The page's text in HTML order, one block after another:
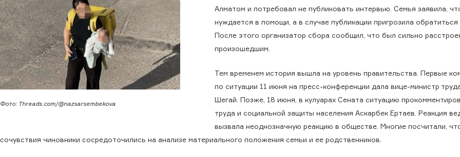
Фото: Threads.com/@nazsarsembekova
Алматом и потребовал не публиковать интервью. Семья заявила,
нуждается в помощи, а в случае публикации пригрозила
После этого организатор сбора сообщил, что был сильно
произошедшим.
Тем временем история вышла на уровень правительства. Первые
по ситуации 11 июня на пресс-конференции дала вице-министр
Шегай. Позже, 18 июня, в кулуарах Сената ситуацию
труда и социальной защиты населения Аскарбек Ертаев. Реакция
вызвала неоднозначную реакцию в обществе. Многие посчитали,
сочувствия чиновники сосредоточились на анализе материального положения семьи и ее родственников.